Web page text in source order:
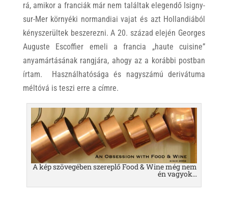
rá, amikor a franciák már nem találtak elegendő Isigny-
sur-Mer környéki normandiai vajat és azt Hollandiából
kényszerültek beszerezni. A 20. század elején Georges
Auguste Escoffier emeli a francia „haute cuisine”
anyamártásának rangjára, ahogy az a korábbi postban
írtam. Használhatósága és nagyszámú derivátuma
méltóvá is teszi erre a címre.
A kép szövegében szereplő Food & Wine még nem
én vagyok…